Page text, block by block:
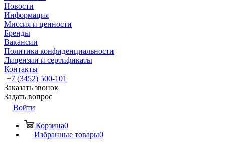
Новости
Информация
Миссия и ценности
Бренды
Вакансии
Политика конфиденциальности
Лицензии и сертификаты
Контакты
+7 (3452) 500-101
Заказать звонок
Задать вопрос
Войти
Корзина0
Избранные товары0